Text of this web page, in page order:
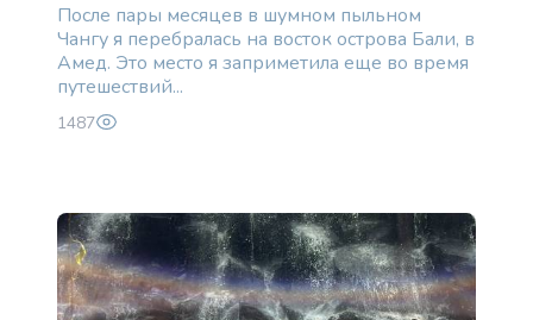
После пары месяцев в шумном пыльном
Чангу я перебралась на восток острова Бали, в
Амед. Это место я заприметила еще во время
путешествий...
1487